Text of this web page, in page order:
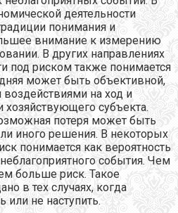
деятельности
понимания и
внимание к измерению
В других направлениях
под риском также понимается
может быть объективной,
на ход и
хозяйствующего субъекта.
потеря может быть
иного решения. В некоторых
понимается как вероятность
события. Чем
больше риск. Такое
в тех случаях, когда
или не наступить.